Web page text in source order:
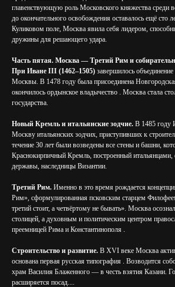
главенствующую роль Московского княжества среди
до окончательного освобождения оставалось ещё сто
Куликовом поле, Москва явила себя лидером,
дружины для решающего удара.
Часть пятая. Москва — Третий Рим и
При Иване III (1462–1505) завершилось
Москвы. В 1478 году была присоединена
окончилось ордынское владычество . Москва стала
государства.
Новый Кремль и итальянские зодчие. В 1485 году
Москву итальянских зодчих, приступивших к
течение 30 лет были возведены все стены и башни,
Краснокирпичный Кремль, построенный
державы, наследницы Византии.
Третий Рим. Именно в это время рождается
Рим», сформулированная псковским старцем
третий стоит, а четвёртому не бывать». Москва
столицей, а духовным и политическим центром
преемницей Рима и Константинополя .
Строительство и развитие. В XVI веке Москва
основана первая русская типография . Возводится
храм Василия Блаженного — в честь взятия Казани.
расширяется посад....